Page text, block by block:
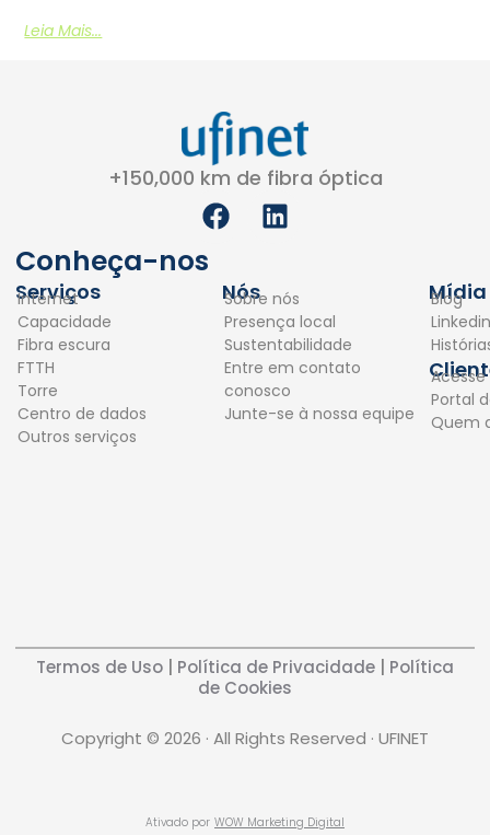
Leia Mais...
+150,000 km de fibra óptica
F
a
e
b
o
o
k
L
i
e
d
i
n
Conheça-nos
Serviços
Internet
Capacidade
Fibra escura
FTTH
Torre
Centro de dados
Outros serviços
Nós
Sobre nós
Presença local
Sustentabilidade
Entre em contato
conosco
Junte-se à nossa equipe
Mídia
Blog
Linkedin
Acesse
Portal
Quem
Termos de Uso | Política de Privacidade | Política
de Cookies
Copyright © 2026 · All Rights Reserved · UFINET
Ativado por WOW Marketing Digital